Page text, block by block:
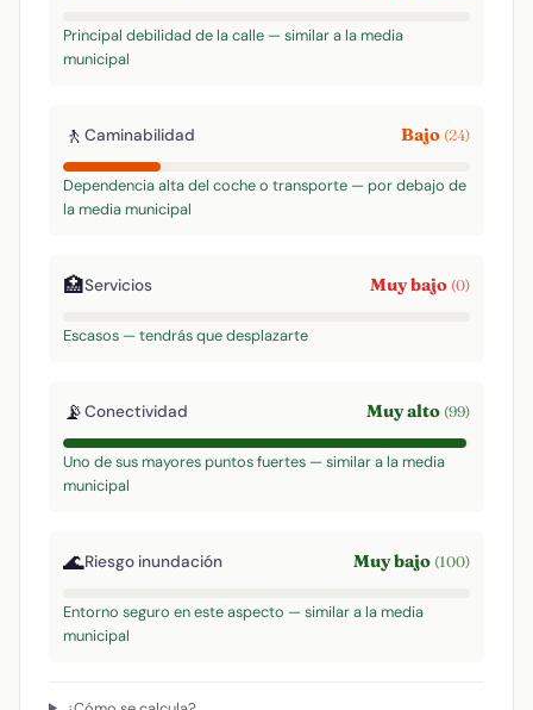
Principal debilidad de la calle — similar a la media
municipal
🚶 Caminabilidad Bajo (24)
Dependencia alta del coche o transporte — por debajo de
la media municipal
🏥Servicios Muy bajo (0)
Escasos — tendrás que desplazarte
📡Conectividad Muy alto (99)
Uno de sus mayores puntos fuertes — similar a la media
municipal
🌊Riesgo inundación Muy bajo (100)
Entorno seguro en este aspecto — similar a la media
municipal